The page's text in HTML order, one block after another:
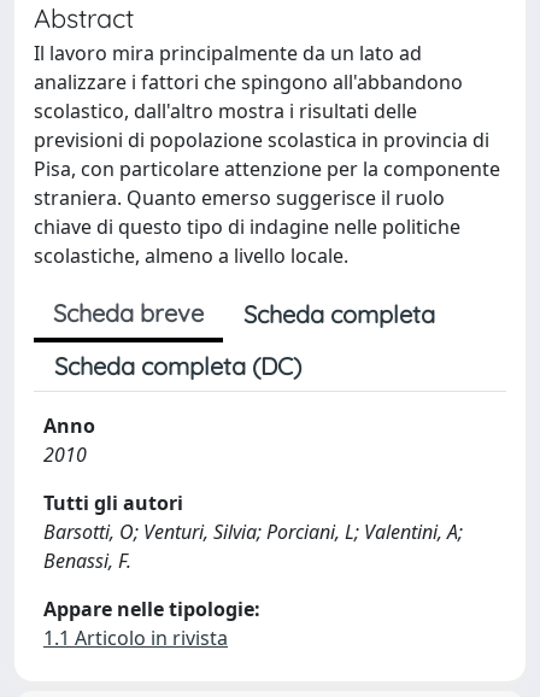
Abstract
Il lavoro mira principalmente da un lato ad
analizzare i fattori che spingono all'abbandono
scolastico, dall'altro mostra i risultati delle
previsioni di popolazione scolastica in provincia di
Pisa, con particolare attenzione per la componente
straniera. Quanto emerso suggerisce il ruolo
chiave di questo tipo di indagine nelle politiche
scolastiche, almeno a livello locale.
Scheda breve
Scheda completa
Scheda completa (DC)
Anno
2010
Tutti gli autori
Barsotti, O; Venturi, Silvia; Porciani, L; Valentini, A;
Benassi, F.
Appare nelle tipologie:
1.1 Articolo in rivista